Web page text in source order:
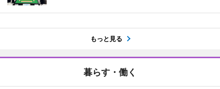
もっと見る
暮らす・働く